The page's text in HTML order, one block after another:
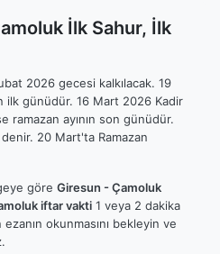
İlk Sahur, İlk
2026 gecesi kalkılacak. 19
ilk günüdür. 16 Mart 2026 Kadir
ramazan ayının son günüdür.
20 Mart'ta Ramazan
göre Giresun - Çamoluk
iftar vakti 1 veya 2 dakika
okunmasını bekleyin ve